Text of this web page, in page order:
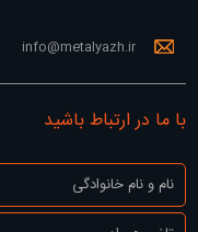
info@metalyazh.ir
با ما در ارتباط باشید